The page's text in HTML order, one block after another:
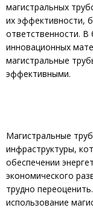
магистральных
их эффективности,
ответственности.
инновационных
магистральные
эффективными.
Магистральные
инфраструктуры,
обеспечении
экономического
трудно
использование